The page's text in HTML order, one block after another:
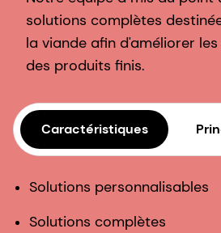
solutions complètes
la viande afin d'améliorer
des produits finis.
Caractéristiques
Solutions personnalisables
Solutions complètes